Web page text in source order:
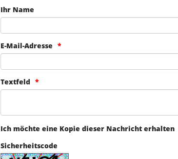
Ihr Name
E-Mail-Adresse
Textfeld
Ich möchte eine Kopie dieser Nachricht erhalten
Sicherheitscode